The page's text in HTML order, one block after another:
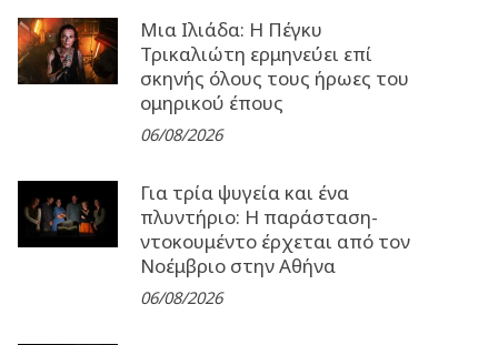
Μια Ιλιάδα: H Πέγκυ
Τρικαλιώτη ερμηνεύει επί
σκηνής όλους τους ήρωες του
ομηρικού έπους
06/08/2026
Για τρία ψυγεία και ένα
πλυντήριο: Η παράσταση-
ντοκουμέντο έρχεται από τον
Νοέμβριο στην Αθήνα
06/08/2026